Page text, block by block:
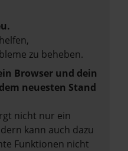
zu beheben.
Browser und dein
neuesten Stand
nicht nur ein
kann auch dazu
Funktionen nicht